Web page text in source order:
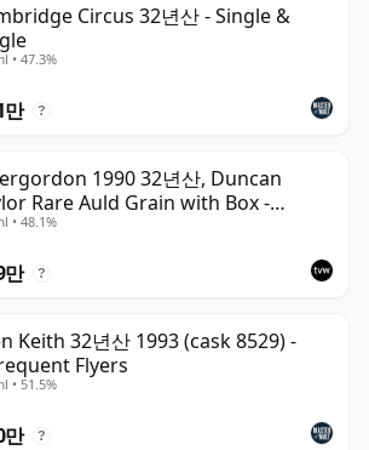
Circus 32년산 - Single &
• 47.3%
?
1990 32년산, Duncan
Rare Auld Grain with Box -
Cask
• 48.1%
?
Keith 32년산 1993 (cask 8529) -
Flyers
• 51.5%
?